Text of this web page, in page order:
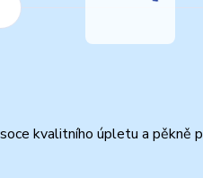
kvalitního úpletu a pěkně